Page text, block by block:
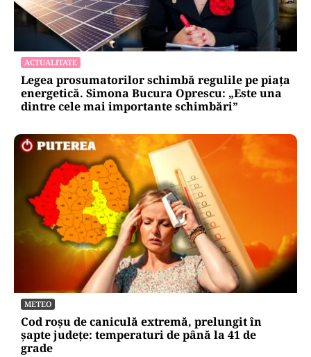
ACTUALITATE
Legea prosumatorilor schimbă regulile pe piața
energetică. Simona Bucura Oprescu: „Este una
dintre cele mai importante schimbări”
METEO
Cod roșu de caniculă extremă, prelungit în
șapte județe: temperaturi de până la 41 de
grade